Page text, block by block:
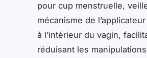
pour cup menstruelle,
mécanisme de
à l’intérieur du vagin,
réduisant les